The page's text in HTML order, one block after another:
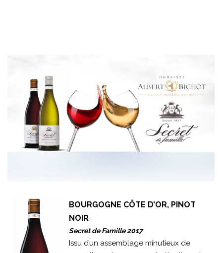
BOURGOGNE CÔTE D’OR, PINOT
NOIR
Secret de Famille 2017
Issu d’un assemblage minutieux de